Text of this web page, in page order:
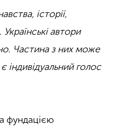
історії,
автори
Частина з них може
індивідуальний голос
фундацією